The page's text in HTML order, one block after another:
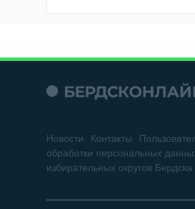
Новости Контакты
обработки персональных
избирательных округов Бердска